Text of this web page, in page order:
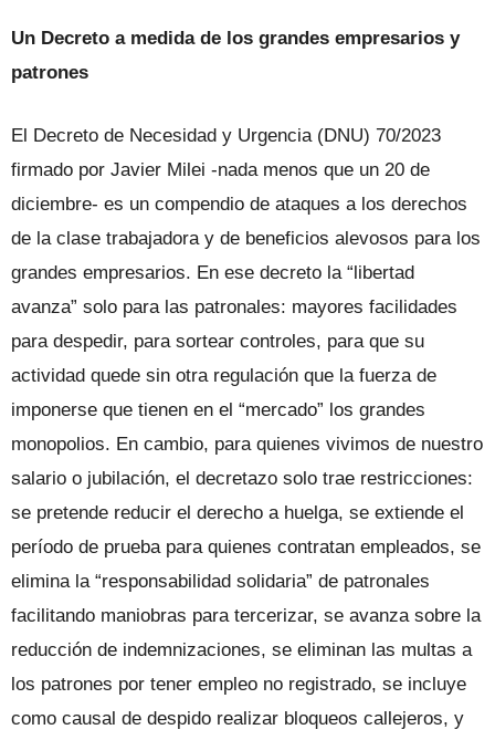
Un Decreto a medida de los grandes empresarios y
patrones
El Decreto de Necesidad y Urgencia (DNU) 70/2023
firmado por Javier Milei -nada menos que un 20 de
diciembre- es un compendio de ataques a los derechos
de la clase trabajadora y de beneficios alevosos para los
grandes empresarios. En ese decreto la “libertad
avanza” solo para las patronales: mayores facilidades
para despedir, para sortear controles, para que su
actividad quede sin otra regulación que la fuerza de
imponerse que tienen en el “mercado” los grandes
monopolios. En cambio, para quienes vivimos de nuestro
salario o jubilación, el decretazo solo trae restricciones:
se pretende reducir el derecho a huelga, se extiende el
período de prueba para quienes contratan empleados, se
elimina la “responsabilidad solidaria” de patronales
facilitando maniobras para tercerizar, se avanza sobre la
reducción de indemnizaciones, se eliminan las multas a
los patrones por tener empleo no registrado, se incluye
como causal de despido realizar bloqueos callejeros, y